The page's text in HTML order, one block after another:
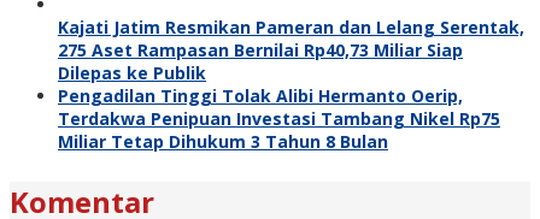
Kajati Jatim Resmikan Pameran dan Lelang Serentak,
275 Aset Rampasan Bernilai Rp40,73 Miliar Siap
Dilepas ke Publik
Pengadilan Tinggi Tolak Alibi Hermanto Oerip,
Terdakwa Penipuan Investasi Tambang Nikel Rp75
Miliar Tetap Dihukum 3 Tahun 8 Bulan
Komentar